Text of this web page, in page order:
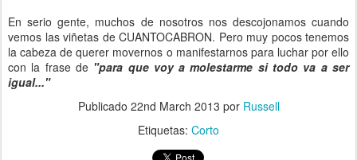
En serio gente, muchos de nosotros nos descojonamos cuando
vemos las viñetas de CUANTOCABRON. Pero muy pocos tenemos
la cabeza de querer movernos o manifestarnos para luchar por ello
con la frase de "para que voy a molestarme si todo va a ser
igual..."
Publicado 22nd March 2013 por Russell
Etiquetas: Corto